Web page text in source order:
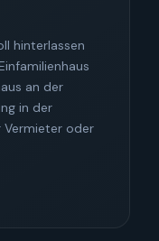
hinterlassen
an der
in der
Vermieter oder